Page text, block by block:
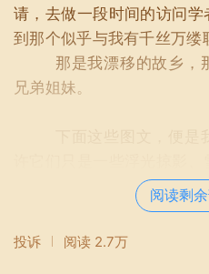
请，去做一段时间的访问
到那个似乎与我有千丝万缕
那是我漂移的故乡，那
兄弟姐妹。
读出一些微言小义来。
抵台的当晚，两位台湾
周全细致的协助我安排尽
阅读剩
投诉 阅读 2.7万